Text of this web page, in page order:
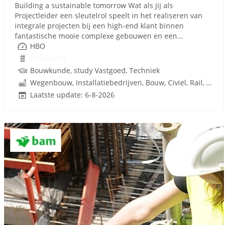
Building a sustainable tomorrow Wat als jij als
Projectleider een sleutelrol speelt in het realiseren van
integrale projecten bij een high-end klant binnen
fantastische mooie complexe gebouwen en een...
HBO
Bouwkunde, study Vastgoed, Techniek
Wegenbouw, Installatiebedrijven, Bouw, Civiel, Rail, Infrastructuren
Laatste update: 6-8-2026